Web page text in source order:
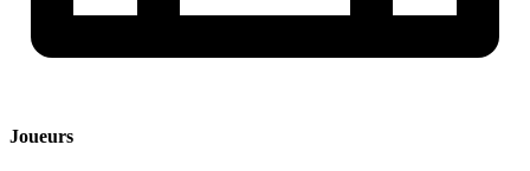
Joueurs